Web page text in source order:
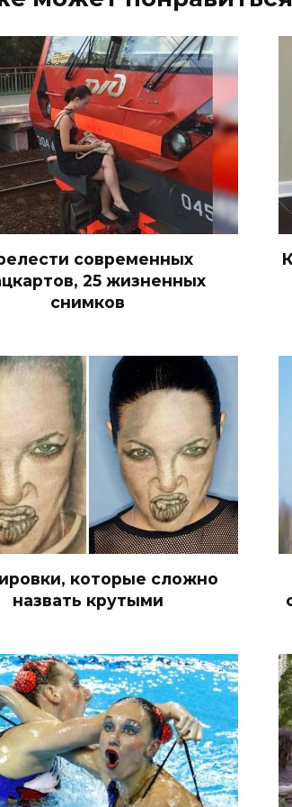
современных
25 жизненных
снимков
которые сложно
назвать крутыми